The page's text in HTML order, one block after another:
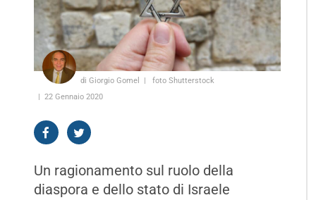
di Giorgio Gomel
foto Shutterstock
22 Gennaio 2020
Un ragionamento sul ruolo della
diaspora e dello stato di Israele